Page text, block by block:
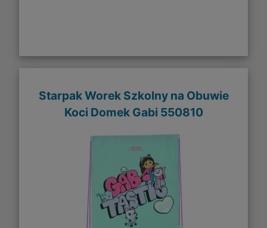
Starpak Worek Szkolny na Obuwie
Koci Domek Gabi 550810